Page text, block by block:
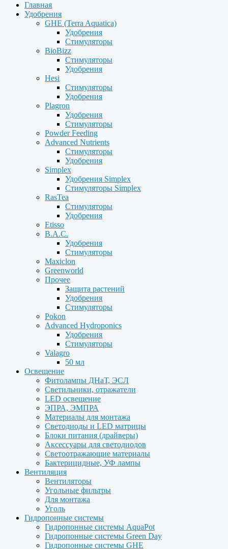
Главная
Удобрения
GHE (Terra Aquatica)
Удобрения
Стимуляторы
BioBizz
Стимуляторы
Удобрения
Hesi
Стимуляторы
Удобрения
Plagron
Удобрения
Стимуляторы
Powder Feeding
Advanced Nutrients
Стимуляторы
Удобрения
Simplex
Удобрения Simplex
Стимуляторы Simplex
RasTea
Стимуляторы
Удобрения
Etisso
B.A.C.
Удобрения
Стимуляторы
Maxiclon
Greenworld
Прочее
Защита растений
Удобрения
Стимуляторы
Pokon
Advanced Hydroponics
Удобрения
Стимуляторы
Valagro
50 мл
Освещение
Фитолампы ДНаТ, ЭСЛ
Светильники, отражатели
LED освещение
ЭПРА, ЭМПРА
Материалы для монтажа
Светодиоды и LED матрицы
Блоки питания (драйверы)
Аксессуары для светодиодов
Светоотражающие материалы
Бактерицидные, УФ лампы
Вентиляция
Вентиляторы
Угольные фильтры
Для монтажа
Уголь
Гидропонные системы
Гидропонные системы AquaPot
Гидропонные системы Green Day
Гидропонные системы GHE